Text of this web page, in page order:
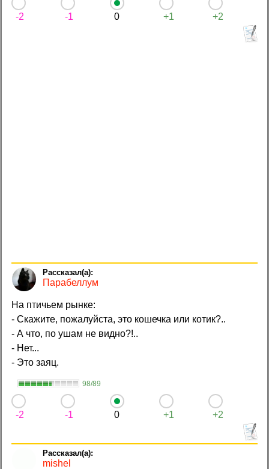
-2 -1 0 +1 +2
Парабеллум
На птичьем рынке:
- Скажите, пожалуйста, это кошечка или котик?..
- А что, по ушам не видно?!..
- Нет...
- Это заяц.
98/89
-2 -1 0 +1 +2
mishel